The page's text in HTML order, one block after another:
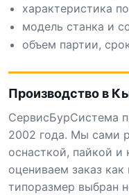
характеристика
модель станка и
объем партии,
Производство в
СервисБурСистема
2002 года. Мы сами
оснасткой, пайкой и
оцениваем заказ
типоразмер выбран